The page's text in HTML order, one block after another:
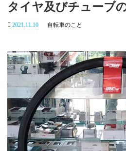
タイヤ及びチューブ
2021.11.10 自転車のこと